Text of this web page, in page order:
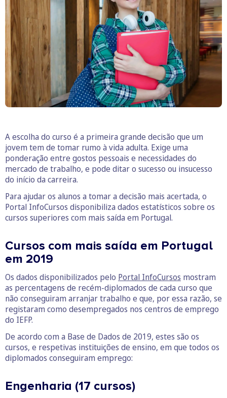
A escolha do curso é a primeira grande decisão que um
jovem tem de tomar rumo à vida adulta. Exige uma
ponderação entre gostos pessoais e necessidades do
mercado de trabalho, e pode ditar o sucesso ou insucesso
do início da carreira.
Para ajudar os alunos a tomar a decisão mais acertada, o
Portal InfoCursos disponibiliza dados estatísticos sobre os
cursos superiores com mais saída em Portugal.
Cursos com mais saída em Portugal
em 2019
Os dados disponibilizados pelo Portal InfoCursos mostram
as percentagens de recém-diplomados de cada curso que
não conseguiram arranjar trabalho e que, por essa razão, se
registaram como desempregados nos centros de emprego
do IEFP.
De acordo com a Base de Dados de 2019, estes são os
cursos, e respetivas instituições de ensino, em que todos os
diplomados conseguiram emprego:
Engenharia (17 cursos)